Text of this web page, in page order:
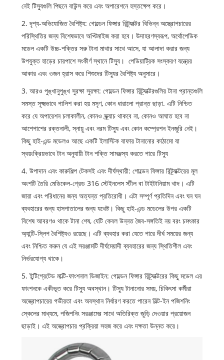
নেই টিস্যুগুলি পিছনে বাউন্স করে এবং অপারেশনে হস্তক্ষেপ করে।
2. দৃশ্য-অভিযোজিত বৈশিষ্ট্য: গোল্ডেন ফিঙ্গার রিট্র্যাক্টর বিভিন্ন অস্ত্রোপচারের
পরিস্থিতির জন্য বিশেষভাবে অপ্টিমাইজ করা হবে। উদাহরণস্বরূপ, অর্থোপেডিক
মডেল একটি উচ্চ-শক্তির সরু টানা মাথার সাথে আসে, যা আলাদা করার জন্য
উপযুক্ত হাড়ের চারপাশে সংকীর্ণ স্থানে টিস্যু। পেডিয়াট্রিক সংস্করণ যন্ত্রের
আকার এবং ওজন হ্রাস করে শিশুদের টিস্যুর বৈশিষ্ট্য অনুসারে।
3. আরও পুঙ্খানুপুঙ্খ সুরক্ষা সুরক্ষা: গোল্ডেন ফিঙ্গার রিট্র্যাক্টরগুলির টানা প্রান্তগুলি
সমস্ত সূক্ষ্মভাবে পালিশ করা হয় মসৃণ, কোন ধারালো প্রান্ত ছাড়া. এটি নিশ্চিত
করে যে অপারেশন চলাকালীন, কোনও স্ক্র্যাচ থাকবে না, কোনও আঘাত হবে না
আশেপাশের রক্তনালী, স্নায়ু এবং নরম টিস্যু এবং কোন কম্প্রেশন ইনজুরি নেই।
কিছু হাই-এন্ড মডেলও আছে একটি ইলাস্টিক বাফার টানানোর কাঠামো যা
স্বয়ংক্রিয়ভাবে টান অনুযায়ী টান শক্তি সামঞ্জস্য করতে পারে টিস্যু
4. উপাদান এবং কারুশিল্প টেকসই এবং দীর্ঘস্থায়ী: গোল্ডেন ফিঙ্গার রিট্র্যাক্টরের মূল
অংশটি তৈরি মেডিকেল-গ্রেড 316 স্টেইনলেস স্টীল বা টাইটানিয়াম খাদ। এটি
জারা এবং পরিধানের জন্য অত্যন্ত প্রতিরোধী। এটা সম্পূর্ণ প্রতিদিন এবং ঘন ঘন
ব্যবহারের জন্য হাসপাতালের জন্য যথেষ্ট। কিছু হাই-এন্ড মডেলের উপর একটি
বিশেষ আবরণও থাকে টানা শেষ, যেটি কেবল উন্নত জৈব-সঙ্গতিই নয় বরং চমৎকার
অ্যান্টি-স্লিপ বৈশিষ্ট্যও রয়েছে। এটি ব্যবহার করা যেতে পারে দীর্ঘ সময়ের জন্য
এবং নিশ্চিত করুন যে এই সরঞ্জামটি দীর্ঘমেয়াদী ব্যবহারের জন্য স্থিতিশীল এবং
নির্ভরযোগ্য থাকে।
5. ইন্টিগ্রেটেড মাল্টি-ফাংশনাল ডিজাইন: গোল্ডেন ফিঙ্গার রিট্র্যাক্টরের কিছু মডেল এর
ফাংশনকে একীভূত করে টিস্যু অবস্থান। টিস্যু টানানোর সময়, চিকিৎসা কর্মীরা
অস্ত্রোপচারের গভীরতা এবং অবস্থান নির্ধারণ করতে পারেন বিল্ট-ইন পজিশনিং
স্কেলের মাধ্যমে, পজিশনিং সরঞ্জামের সাথে অতিরিক্ত জুড়ি দেওয়ার প্রয়োজন
ছাড়াই। এই অস্ত্রোপচার প্রক্রিয়া সহজ করে এবং দক্ষতা উন্নত করে।